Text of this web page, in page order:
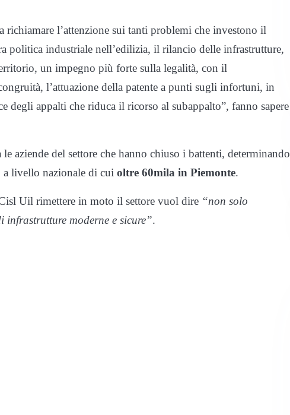
richiamare l’attenzione sui tanti problemi che investono il
politica industriale nell’edilizia, il rilancio delle infrastrutture,
un impegno più forte sulla legalità, con il
l’attuazione della patente a punti sugli infortuni, in
degli appalti che riduca il ricorso al subappalto”, fanno sapere
aziende del settore che hanno chiuso i battenti, determinando
livello nazionale di cui oltre 60mila in Piemonte.
Uil rimettere in moto il settore vuol dire “non solo
infrastrutture moderne e sicure”.